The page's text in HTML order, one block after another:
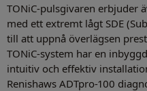
TONiC-pulsgivaren erbjuder
med ett extremt lågt SDE
till att uppnå överlägsen
TONiC-system har en
intuitiv och effektiv
Renishaws ADTpro-100